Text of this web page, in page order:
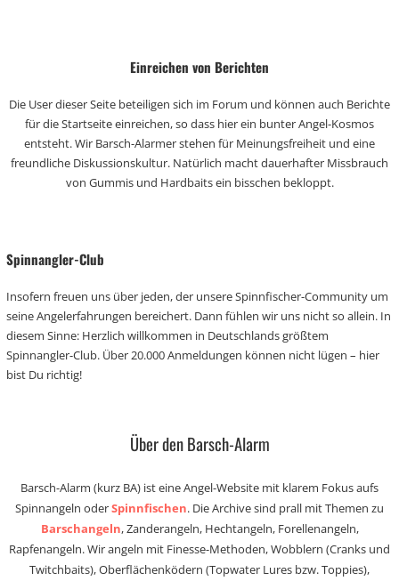
Einreichen von Berichten
Die User dieser Seite beteiligen sich im Forum und können auch Berichte
für die Startseite einreichen, so dass hier ein bunter Angel-Kosmos
entsteht. Wir Barsch-Alarmer stehen für Meinungsfreiheit und eine
freundliche Diskussionskultur. Natürlich macht dauerhafter Missbrauch
von Gummis und Hardbaits ein bisschen bekloppt.
Spinnangler-Club
Insofern freuen uns über jeden, der unsere Spinnfischer-Community um
seine Angelerfahrungen bereichert. Dann fühlen wir uns nicht so allein. In
diesem Sinne: Herzlich willkommen in Deutschlands größtem
Spinnangler-Club. Über 20.000 Anmeldungen können nicht lügen – hier
bist Du richtig!
Über den Barsch-Alarm
Barsch-Alarm (kurz BA) ist eine Angel-Website mit klarem Fokus aufs
Spinnangeln oderSpinnfischen. Die Archive sind prall mit Themen zu
Barschangeln, Zanderangeln, Hechtangeln, Forellenangeln,
Rapfenangeln. Wir angeln mit Finesse-Methoden, Wobblern (Cranks und
Twitchbaits), Oberflächenködern (Topwater Lures bzw. Toppies),